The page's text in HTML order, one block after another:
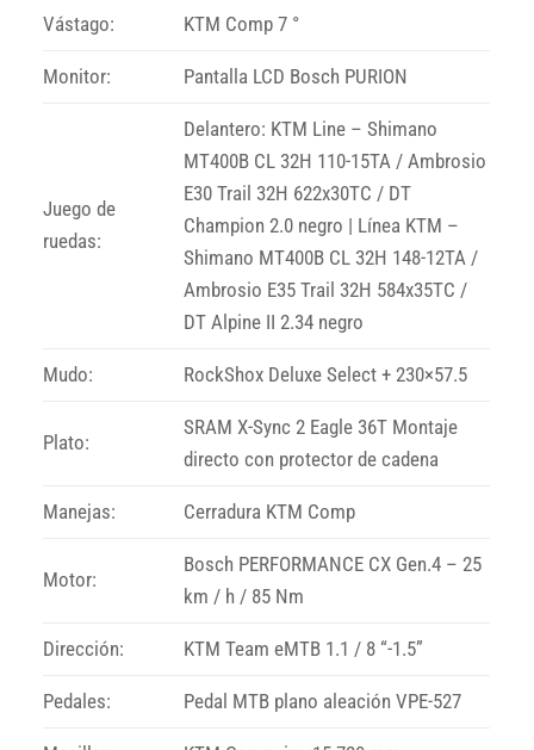
Vástago: KTM Comp 7 °
Monitor: Pantalla LCD Bosch PURION
Juego de
ruedas:
Delantero: KTM Line – Shimano
MT400B CL 32H 110-15TA / Ambrosio
E30 Trail 32H 622x30TC / DT
Champion 2.0 negro | Línea KTM –
Shimano MT400B CL 32H 148-12TA /
Ambrosio E35 Trail 32H 584x35TC /
DT Alpine II 2.34 negro
Mudo: RockShox Deluxe Select + 230×57.5
Plato:
SRAM X-Sync 2 Eagle 36T Montaje
directo con protector de cadena
Manejas: Cerradura KTM Comp
Motor:
Bosch PERFORMANCE CX Gen.4 – 25
km / h / 85 Nm
Dirección: KTM Team eMTB 1.1 / 8 “-1.5”
Pedales: Pedal MTB plano aleación VPE-527